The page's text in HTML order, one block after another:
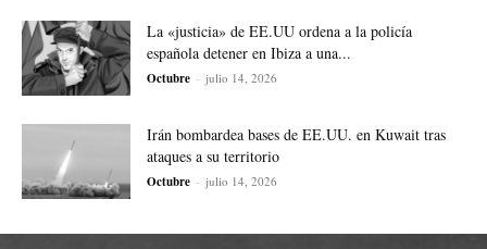
La «justicia» de EE.UU ordena a la policía
española detener en Ibiza a una...
Octubre - julio 14, 2026
Irán bombardea bases de EE.UU. en Kuwait tras
ataques a su territorio
Octubre - julio 14, 2026